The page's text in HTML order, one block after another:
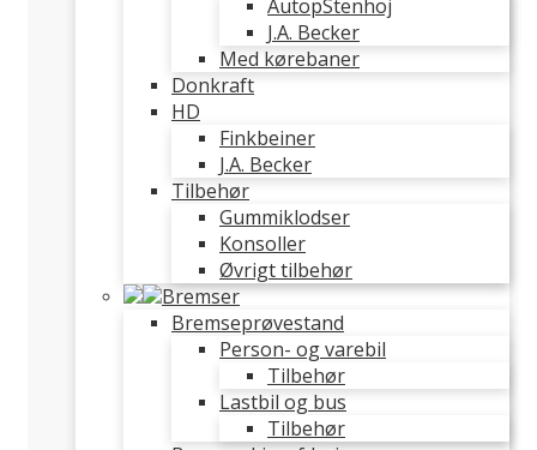
AutopStenhoj
J.A. Becker
Med kørebaner
Donkraft
HD
Finkbeiner
J.A. Becker
Tilbehør
Gummiklodser
Konsoller
Øvrigt tilbehør
Bremser
Bremseprøvestand
Person- og varebil
Tilbehør
Lastbil og bus
Tilbehør